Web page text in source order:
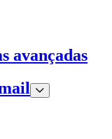
avançadas